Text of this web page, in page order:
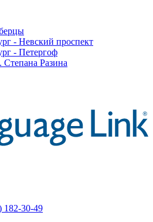
- Невский проспект
- Петергоф
Степана Разина
182-30-49